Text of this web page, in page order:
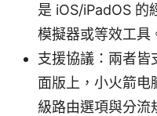
是 iOS/iPadOS 的
模擬器或等效工具
支援協議：兩者皆
面版上，小火箭电
級路由選項與分流